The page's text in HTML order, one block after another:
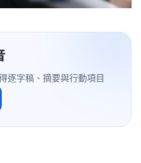
逐字稿、摘要與行動項目